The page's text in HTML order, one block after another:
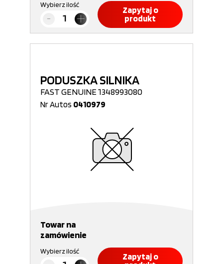
Wybierz ilość
Zapytaj o
produkt
PODUSZKA SILNIKA
FAST GENUINE 1348993080
Nr Autos 0410979
Towar na
zamówienie
Wybierz ilość
Zapytaj o